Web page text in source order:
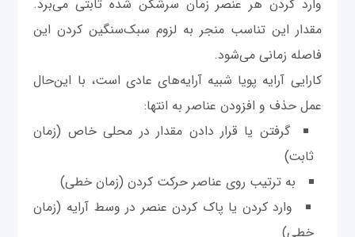
وارد کردن هر عنصر زمان سرشکن شده ثابتی می‌برد.
مقدار این تناسب منجر به لزوم سبک‌سنگین کردن این
فاصله زمانی می‌شود.
کارایی آرایه پویا شبیه آرایه‌های عادی ‌است، با این‌حال
عمل حذف و افزودن عناصر به انتها:
گرفتن یا قرار دادن مقدار در محلی خاص (زمان
ثابت)
به ترتیب روی عناصر حرکت کردن (زمان خطی)
وارد کردن یا پاک کردن عنصر در وسط آرایه (زمان
خطی)